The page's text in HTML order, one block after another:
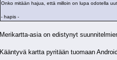
Onko mitään hajua, että milloin on lupa odotella
- hapis -
Merikartta-asia on edistynyt
Kääntyvä kartta pyritään tuomaan